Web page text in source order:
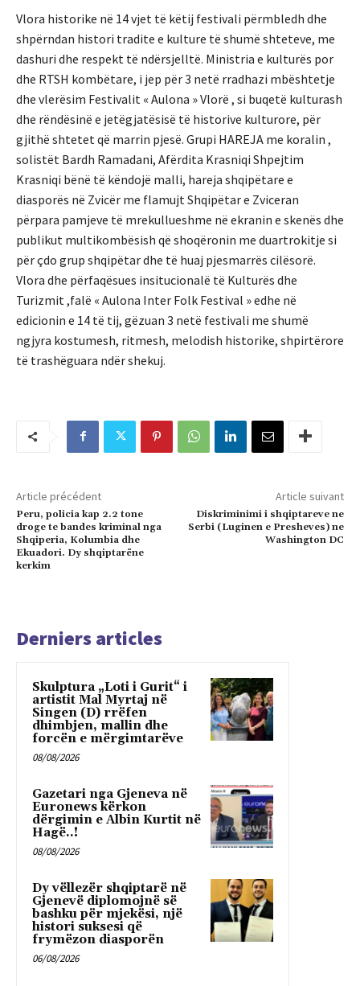
Vlora historike në 14 vjet të këtij festivali përmbledh dhe
shpërndan histori tradite e kulture të shumë shteteve, me
dashuri dhe respekt të ndërsjelltë. Ministria e kulturës por
dhe RTSH kombëtare, i jep për 3 netë rradhazi mbështetje
dhe vlerësim Festivalit « Aulona » Vlorë , si buqetë kulturash
dhe rëndësinë e jetëgjatësisë të historive kulturore, për
gjithë shtetet që marrin pjesë. Grupi HAREJA me koralin ,
solistët Bardh Ramadani, Afërdita Krasniqi Shpejtim
Krasniqi bënë të këndojë malli, hareja shqipëtare e
diasporës në Zvicër me flamujt Shqipëtar e Zviceran
përpara pamjeve të mrekullueshme në ekranin e skenës dhe
publikut multikombësish që shoqëronin me duartrokitje si
për çdo grup shqipëtar dhe të huaj pjesmarrës cilësorë.
Vlora dhe përfaqësues insitucionalë të Kulturës dhe
Turizmit ,falë « Aulona Inter Folk Festival » edhe në
edicionin e 14 të tij, gëzuan 3 netë festivali me shumë
ngjyra kostumesh, ritmesh, melodish historike, shpirtërore
të trashëguara ndër shekuj.
Article précédent
Peru, policia kap 2.2 tone
droge te bandes kriminal nga
Shqiperia, Kolumbia dhe
Ekuadori. Dy shqiptarëne
kerkim
Article suivant
Diskriminimi i shqiptareve ne
Serbi (Luginen e Presheves) ne
Washington DC
Derniers articles
Skulptura „Loti i Gurit“ i
artistit Mal Myrtaj në
Singen (D) rrëfen
dhimbjen, mallin dhe
forcën e mërgimtarëve
08/08/2026
Gazetari nga Gjeneva në
Euronews kërkon
dërgimin e Albin Kurtit në
Hagë..!
08/08/2026
Dy vëllezër shqiptarë në
Gjenevë diplomojnë së
bashku për mjekësi, një
histori suksesi që
frymëzon diasporën
06/08/2026